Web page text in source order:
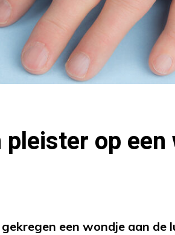
op een
een wondje aan de